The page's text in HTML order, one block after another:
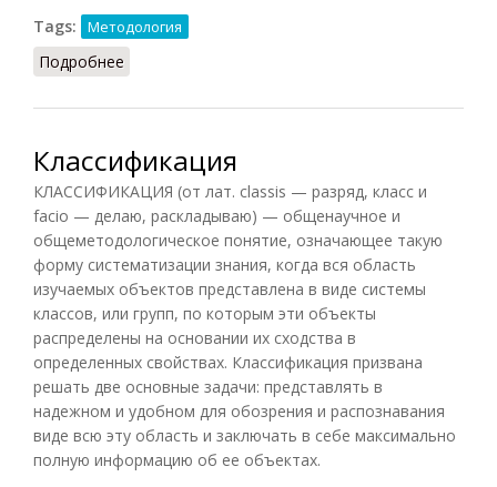
Tags: Методология
Подробнее
Классификация
КЛАССИФИКАЦИЯ (от лат. classis — разряд, класс и
facio — делаю, раскладываю) — общенаучное и
общеметодологическое понятие, означающее такую
форму систематизации знания, когда вся область
изучаемых объектов представлена в виде системы
классов, или групп, по которым эти объекты
распределены на основании их сходства в
определенных свойствах. Классификация призвана
решать две основные задачи: представлять в
надежном и удобном для обозрения и распознавания
виде всю эту область и заключать в себе максимально
полную информацию об ее объектах.